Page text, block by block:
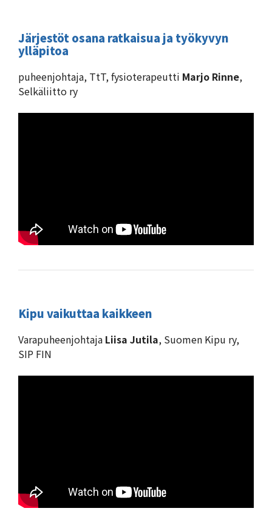
Järjestöt osana ratkaisua ja työkyvyn
ylläpitoa
puheenjohtaja, TtT, fysioterapeutti Marjo Rinne,
Selkäliitto ry
Kipu vaikuttaa kaikkeen
Varapuheenjohtaja Liisa Jutila, Suomen Kipu ry,
SIP FIN